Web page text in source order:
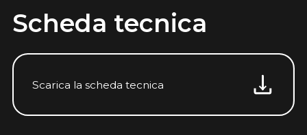
Scheda tecnica
Scarica la scheda tecnica